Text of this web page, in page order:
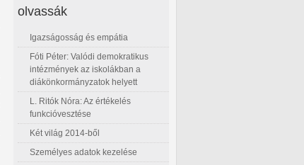
olvassák
Igazságosság és empátia
Fóti Péter: Valódi demokratikus
intézmények az iskolákban a
diákönkormányzatok helyett
L. Ritók Nóra: Az értékelés
funkcióvesztése
Két világ 2014-ből
Személyes adatok kezelése